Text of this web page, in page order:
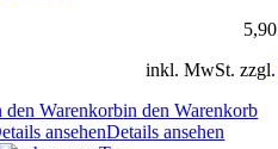
5,90
inkl. MwSt. zzgl.
den Warenkorbin den Warenkorb
ansehenDetails ansehen